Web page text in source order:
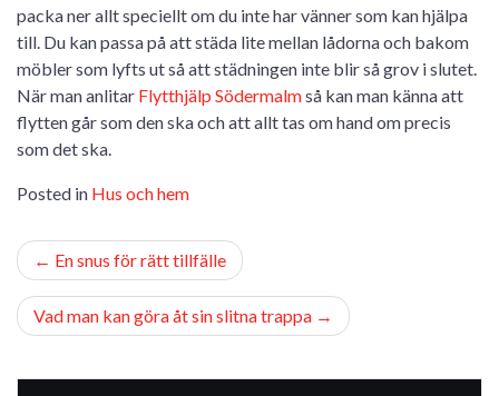
packa ner allt speciellt om du inte har vänner som kan hjälpa
till. Du kan passa på att städa lite mellan lådorna och bakom
möbler som lyfts ut så att städningen inte blir så grov i slutet.
När man anlitar Flytthjälp Södermalmså kan man känna att
flytten går som den ska och att allt tas om hand om precis
som det ska.
Posted in Hus och hem
Inläggsnavigering
En snus för rätt tillfälle
Vad man kan göra åt sin slitna trappa